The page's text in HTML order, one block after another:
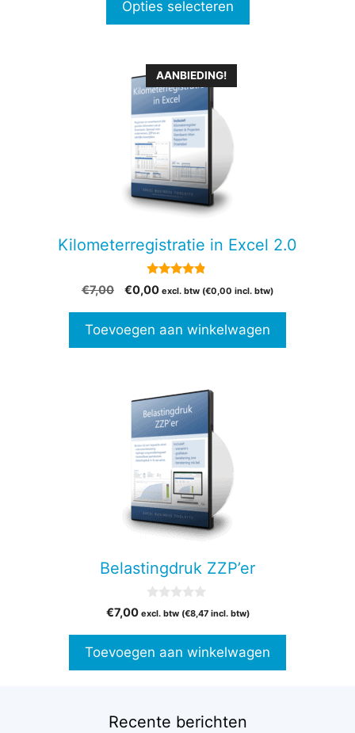
€57,00
Opties selecteren
AANBIEDING!
Kilometerregistratie in Excel 2.0
4.69
van 5
€7,00
Oorspronkelijke
€7,00.
€0,00Huidige
€0,00.
excl. btw (€0,00 incl. btw)
Toevoegen aan winkelwagen
Belastingdruk ZZP’er
v
5
€7,00 excl. btw (€8,47incl. btw)
Toevoegen aan winkelwagen
Recente berichten